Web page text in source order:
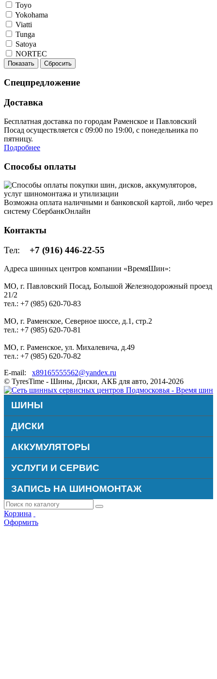
Toyo
Yokohama
Viatti
Tunga
Satoya
NORTEC
Показать Сбросить
Спецпредложение
Доставка
Бесплатная доставка по городам Раменское и Павловский
Посад осуществляется с 09:00 по 19:00, с понедельника по
пятницу.
Подробнее
Способы оплаты
Возможна оплата наличными и банковской картой, либо через
систему СбербанкОнлайн
Контакты
Тел: +7 (916) 446-22-55
Адреса шинных центров компании «ВремяШин»:
МО, г. Павловский Посад, Большой Железнодорожный проезд
21/2
тел.: +7 (985) 620-70-83
МО, г. Раменское, Северное шоссе, д.1, стр.2
тел.: +7 (985) 620-70-81
МО, г. Раменское, ул. Михалевича, д.49
тел.: +7 (985) 620-70-82
E-mail: x89165555562@yandex.ru
© TyresTime - Шины, Диски, АКБ для авто, 2014-2026
ШИНЫ
ДИСКИ
АККУМУЛЯТОРЫ
УСЛУГИ И СЕРВИС
ЗАПИСЬ НА ШИНОМОНТАЖ
Корзина
Оформить